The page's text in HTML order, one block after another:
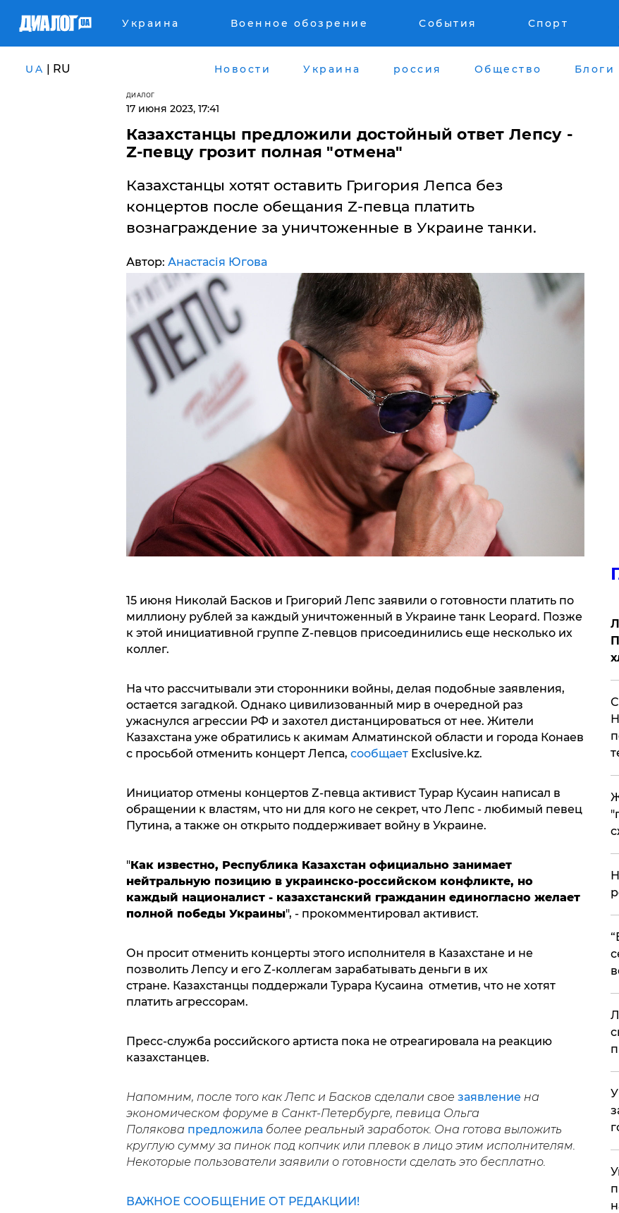
Украина Военное обозрение События Спорт
UA | RU Новости Украина россия Общество Блоги
ДИАЛОГ
17 июня 2023, 17:41
Казахстанцы предложили достойный ответ Лепсу -
Z-певцу грозит полная "отмена"
Казахстанцы хотят оставить Григория Лепса без
концертов после обещания Z-певца платить
вознаграждение за уничтоженные в Украине танки.
Автор: Анастасія Югова
15 июня Николай Басков и Григорий Лепс заявили о готовности платить по
миллиону рублей за каждый уничтоженный в Украине танк Leopard. Позже
к этой инициативной группе Z-певцов присоединились еще несколько их
коллег.
На что рассчитывали эти сторонники войны, делая подобные заявления,
остается загадкой. Однако цивилизованный мир в очередной раз
ужаснулся агрессии РФ и захотел дистанцироваться от нее. Жители
Казахстана уже обратились к акимам Алматинской области и города Конаев
с просьбой отменить концерт Лепса, сообщает Exclusive.kz.
Инициатор отмены концертов Z-певца активист Турар Кусаин написал в
обращении к властям, что ни для кого не секрет, что Лепс - любимый певец
Путина, а также он открыто поддерживает войну в Украине.
"Как известно, Республика Казахстан официально занимает
нейтральную позицию в украинско-российском конфликте, но
каждый националист - казахстанский гражданин единогласно желает
полной победы Украины", - прокомментировал активист.
Он просит отменить концерты этого исполнителя в Казахстане и не
позволить Лепсу и его Z-коллегам зарабатывать деньги в их
стране. Казахстанцы поддержали Турара Кусаина отметив, что не хотят
платить агрессорам.
Пресс-служба российского артиста пока не отреагировала на реакцию
казахстанцев.
Напомним, после того как Лепс и Басков сделали свое заявление на
экономическом форуме в Санкт-Петербурге, певица Ольга
Полякова предложила более реальный заработок. Она готова выложить
круглую сумму за пинок под копчик или плевок в лицо этим исполнителям.
Некоторые пользователи заявили о готовности сделать это бесплатно.
ВАЖНОЕ СООБЩЕНИЕ ОТ РЕДАКЦИИ!